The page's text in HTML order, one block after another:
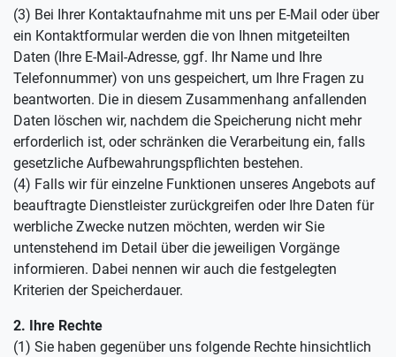
(3) Bei Ihrer Kontaktaufnahme mit uns per E-Mail oder über
ein Kontaktformular werden die von Ihnen mitgeteilten
Daten (Ihre E-Mail-Adresse, ggf. Ihr Name und Ihre
Telefonnummer) von uns gespeichert, um Ihre Fragen zu
beantworten. Die in diesem Zusammenhang anfallenden
Daten löschen wir, nachdem die Speicherung nicht mehr
erforderlich ist, oder schränken die Verarbeitung ein, falls
gesetzliche Aufbewahrungspflichten bestehen.
(4) Falls wir für einzelne Funktionen unseres Angebots auf
beauftragte Dienstleister zurückgreifen oder Ihre Daten für
werbliche Zwecke nutzen möchten, werden wir Sie
untenstehend im Detail über die jeweiligen Vorgänge
informieren. Dabei nennen wir auch die festgelegten
Kriterien der Speicherdauer.
2. Ihre Rechte
(1) Sie haben gegenüber uns folgende Rechte hinsichtlich